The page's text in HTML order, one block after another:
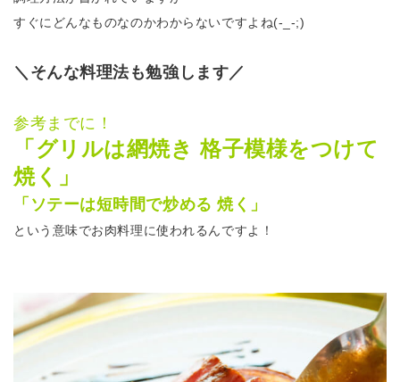
すぐにどんなものなのかわからないですよね(-_-;)
＼そんな料理法も勉強します／
参考までに！
「グリルは網焼き 格子模様をつけて
焼く」
「ソテーは短時間で炒める 焼く」
という意味でお肉料理に使われるんですよ！